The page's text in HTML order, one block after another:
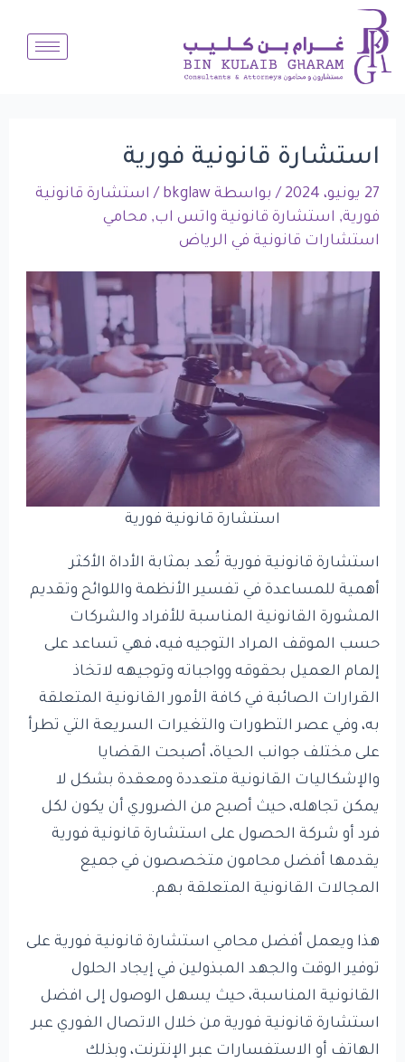
تخطي
إلى
المحتوى
استشارة قانونية فورية
27 يونيو، 2024 / بواسطة bkglaw
/ استشارة قانونية
فورية, استشارة قانونية واتس اب, محامي
استشارات قانونية في الرياض
استشارة قانونية فورية
استشارة قانونية فورية تُعد بمثابة الأداة الأكثر
أهمية للمساعدة في تفسير الأنظمة واللوائح وتقديم
المشورة القانونية المناسبة للأفراد والشركات
حسب الموقف المراد التوجيه فيه، فهي تساعد على
إلمام العميل بحقوقه وواجباته وتوجيهه لاتخاذ
القرارات الصائبة في كافة الأمور القانونية المتعلقة
به، وفي عصر التطورات والتغيرات السريعة التي تطرأ
على مختلف جوانب الحياة، أصبحت القضايا
والإشكاليات القانونية متعددة ومعقدة بشكل لا
يمكن تجاهله، حيث أصبح من الضروري أن يكون لكل
فرد أو شركة الحصول على استشارة قانونية فورية
يقدمها أفضل محامون متخصصون في جميع
المجالات القانونية المتعلقة بهم.
هذا ويعمل أفضل محامي استشارة قانونية فورية على
توفير الوقت والجهد المبذولين في إيجاد الحلول
القانونية المناسبة، حيث يسهل الوصول إلى افضل
استشارة قانونية فورية من خلال الاتصال الفوري عبر
الهاتف أو الاستفسارات عبر الإنترنت، وبذلك
Post
navigation